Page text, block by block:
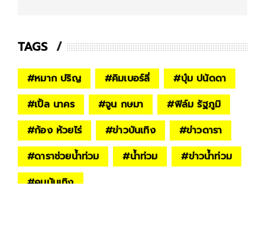
TAGS
#หมาก ปริญ #คิมเบอร์ลี่ #บุ๋ม ปนัดดา
#เปิ้ล นาคร #จูน กษมา #ฟิล์ม รัฐภูมิ
#ก้อง ห้วยไร่ #ข่าวบันเทิง #ข่าวดารา
#ดาราช่วยน้ำท่วม #น้ำท่วม #ข่าวน้ำท่วม
#คนบันเทิง